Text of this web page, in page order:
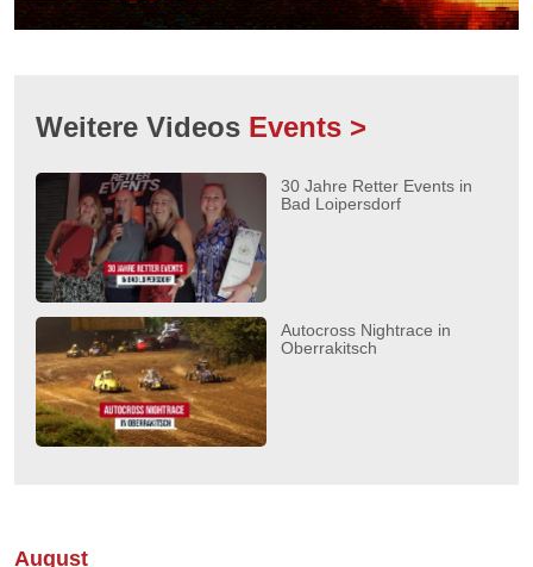
Weitere Videos Events >
30 Jahre Retter Events in
Bad Loipersdorf
Autocross Nightrace in
Oberrakitsch
August